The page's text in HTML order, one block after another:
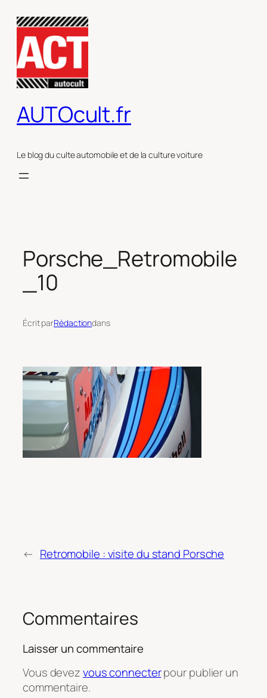
contenu
AUTOcult.fr
Le blog du culte automobile et de la culture voiture
Porsche_Retromobile
_10
Écrit parRédactiondans
← Retromobile : visite du stand Porsche
Commentaires
Laisser un commentaire
Vous devezvous connecterpour publier un
commentaire.